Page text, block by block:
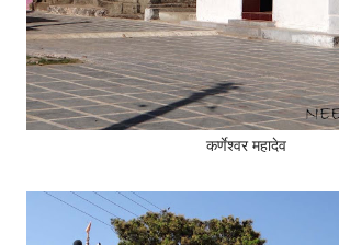
कर्णेश्वर महादेव